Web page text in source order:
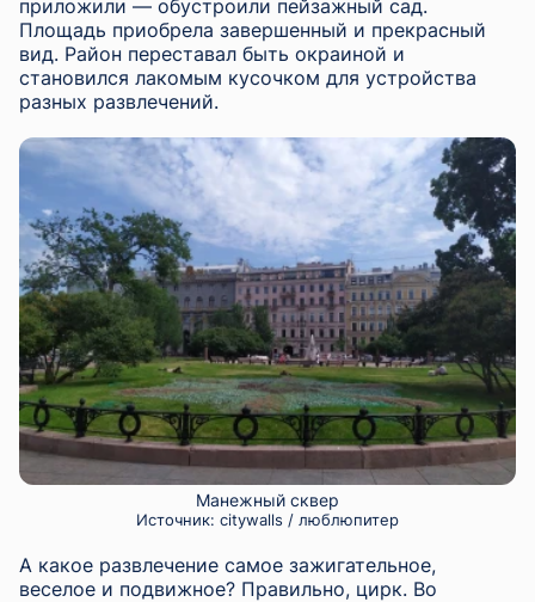
приложили — обустроили пейзажный сад.
Площадь приобрела завершенный и прекрасный
вид. Район переставал быть окраиной и
становился лакомым кусочком для устройства
разных развлечений.
Манежный сквер
Источник: citywalls / люблюпитер
А какое развлечение самое зажигательное,
веселое и подвижное? Правильно, цирк. Во